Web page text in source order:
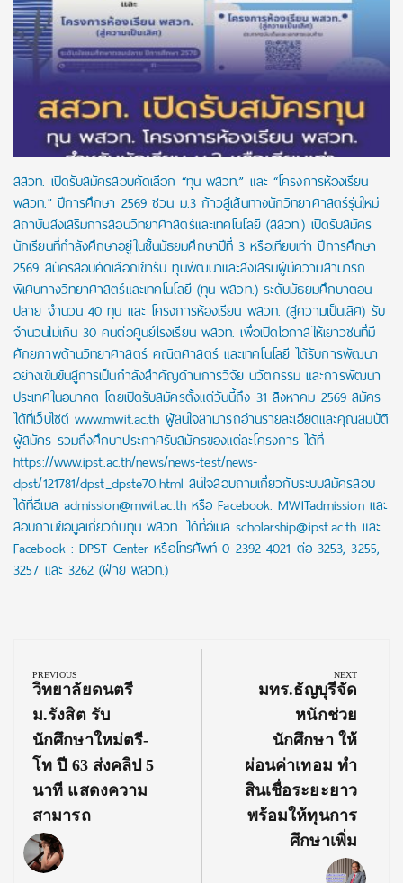
สสวท. เปิดรับสมัครสอบคัดเลือก “ทุน พสวท.” และ “โครงการห้องเรียน
พสวท.” ปีการศึกษา 2569 ชวน ม.3 ก้าวสู่เส้นทางนักวิทยาศาสตร์รุ่นใหม่
สถาบันส่งเสริมการสอนวิทยาศาสตร์และเทคโนโลยี (สสวท.) เปิดรับสมัคร
นักเรียนที่กำลังศึกษาอยู่ในชั้นมัธยมศึกษาปีที่ 3 หรือเทียบเท่า ปีการศึกษา
2569 สมัครสอบคัดเลือกเข้ารับ ทุนพัฒนาและส่งเสริมผู้มีความสามารถ
พิเศษทางวิทยาศาสตร์และเทคโนโลยี (ทุน พสวท.) ระดับมัธยมศึกษาตอน
ปลาย จำนวน 40 ทุน และ โครงการห้องเรียน พสวท. (สู่ความเป็นเลิศ) รับ
จำนวนไม่เกิน 30 คนต่อศูนย์โรงเรียน พสวท. เพื่อเปิดโอกาสให้เยาวชนที่มี
ศักยภาพด้านวิทยาศาสตร์ คณิตศาสตร์ และเทคโนโลยี ได้รับการพัฒนา
อย่างเข้มข้นสู่การเป็นกำลังสำคัญด้านการวิจัย นวัตกรรม และการพัฒนา
ประเทศในอนาคต โดยเปิดรับสมัครตั้งแต่วันนี้ถึง 31 สิงหาคม 2569 สมัคร
ได้ที่เว็บไซต์ www.mwit.ac.th ผู้สนใจสามารถอ่านรายละเอียดและคุณสมบัติ
ผู้สมัคร รวมถึงศึกษาประกาศรับสมัครของแต่ละโครงการ ได้ที่
https://www.ipst.ac.th/news/news-test/news-
dpst/121781/dpst_dpste70.html สนใจสอบถามเกี่ยวกับระบบสมัครสอบ
ได้ที่อีเมล admission@mwit.ac.th หรือ Facebook: MWITadmission และ
สอบถามข้อมูลเกี่ยวกับทุน พสวท. ได้ที่อีเมล scholarship@ipst.ac.th และ
Facebook : DPST Center หรือโทรศัพท์ 0 2392 4021 ต่อ 3253, 3255,
3257 และ 3262 (ฝ่าย พสวท.)
navigation
PREVIOUS
Previous
Post:
วิทยาลัยดนตรี
ม.รังสิต รับ
นักศึกษาใหม่ตรี-
โท ปี 63 ส่งคลิป 5
นาที แสดงความ
สามารถ
NEXT
Next
มทร.ธัญบุรีจัด
หนักช่วย
นักศึกษา ให้
ผ่อนค่าเทอม ทำ
สินเชื่อระยะยาว
พร้อมให้ทุนการ
ศึกษาเพิ่ม